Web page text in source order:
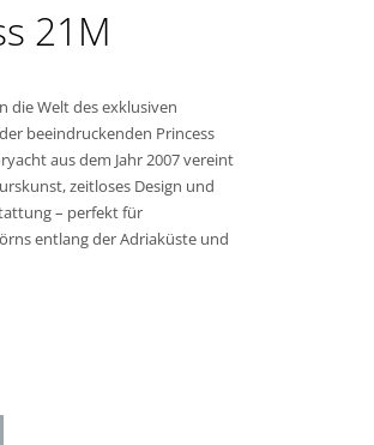
21M
die Welt des exklusiven
beeindruckenden Princess
aus dem Jahr 2007 vereint
zeitloses Design und
– perfekt für
entlang der Adriaküste und